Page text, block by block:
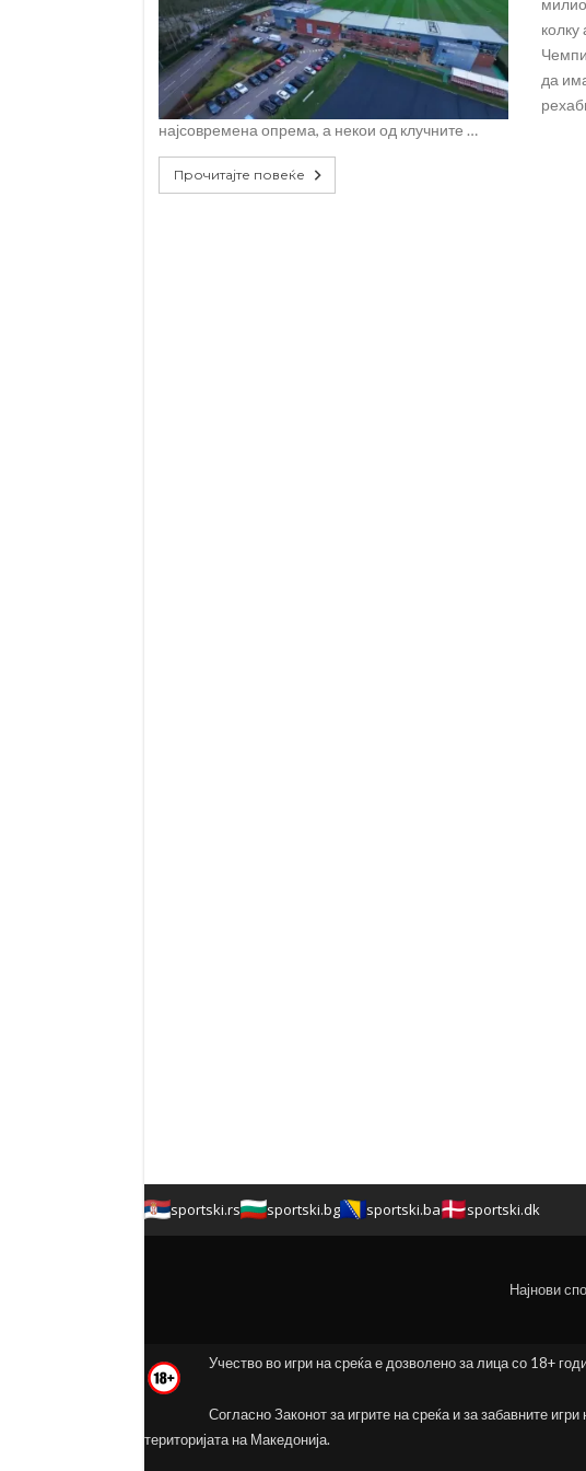
колку
да
најсовремена опрема, а некои од клучните …
Прочитајте повеќе
sportski.rs sportski.bg sportski.ba sportski.dk
Најнови
Учество во игри на среќа е дозволено за лица со 18+
Согласно Законот за игрите на среќа и за забавните
територијата на Македонија.